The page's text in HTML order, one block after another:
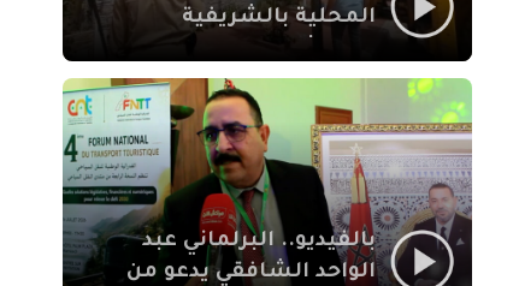
المحلية بالشريفية
بنايات غير قانونية بإقامة
الإيمان
بالفيديو.. البرلماني عبد
الواحد الشافقي يدعو من